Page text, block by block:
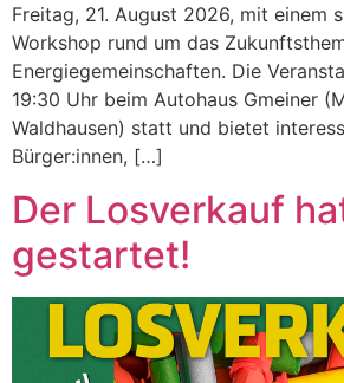
Freitag, 21. August 2026, mit einem
Workshop rund um das
Energiegemeinschaften. Die
19:30 Uhr beim Autohaus Gmeiner
Waldhausen) statt und bietet
Bürger:innen, […]
Der Losverkauf
gestartet!